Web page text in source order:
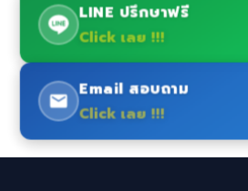
LINE ปรึกษาฟรี
Click เลย !!!
Email สอบถาม
Click เลย !!!